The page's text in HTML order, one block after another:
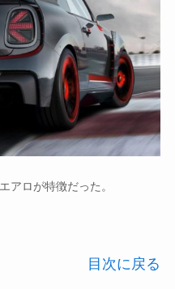
アロが特徴だった。
目次に戻る